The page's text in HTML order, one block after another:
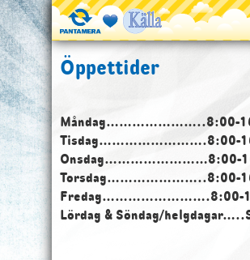
Öppettider
Måndag…………………..8:00-
Tisdag…………………….8:00-
Onsdag……………………8:00-
Torsdag…………………..8:00-
Fredag…………………….8:00-
Lördag & Söndag/